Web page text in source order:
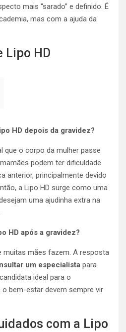
mais “sarado” e definido. É
mas com a ajuda da
Lipo HD
HD depois da gravidez?
que o corpo da mulher passe
podem ter dificuldade
anterior, principalmente devido
a Lipo HD surge como uma
uma ajudinha extra na
HD após a gravidez?
muitas mães fazem. A resposta
um especialista para
ideal para o
bem-estar devem sempre vir
com a Lipo